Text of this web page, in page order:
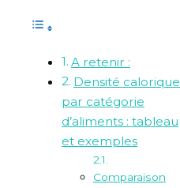
A retenir :
Densité calorique
par catégorie
d’aliments : tableau
et exemples
Comparaison